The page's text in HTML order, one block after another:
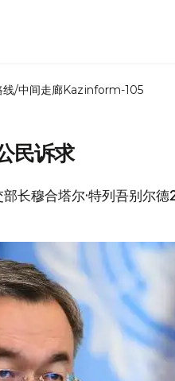
/中间走廊Kazinform-105
民诉求
长穆合塔尔·特列吾别尔德